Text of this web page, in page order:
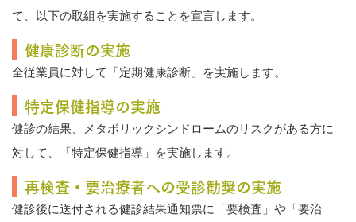
て、以下の取組を実施することを宣言します。
健康診断の実施
全従業員に対して「定期健康診断」を実施します。
特定保健指導の実施
健診の結果、メタボリックシンドロームのリスクがある方に
対して、「特定保健指導」を実施します。
再検査・要治療者への受診勧奨の実施
健診後に送付される健診結果通知票に「要検査」や「要治